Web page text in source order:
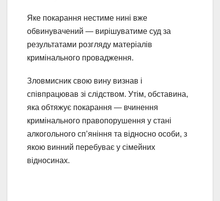
Яке покарання нестиме нині вже
обвинувачений — вирішуватиме суд за
результатами розгляду матеріалів
кримінального провадження.
Зловмисник свою вину визнав і
співпрацював зі слідством. Утім, обставина,
яка обтяжує покарання — вчинення
кримінального правопорушення у стані
алкогольного сп’яніння та відносно особи, з
якою винний перебуває у сімейних
відносинах.